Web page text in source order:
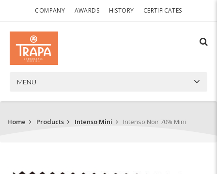
COMPANY AWARDS HISTORY CERTIFICATES
MENU
Home Products Intenso Mini Intenso Noir 70% Mini